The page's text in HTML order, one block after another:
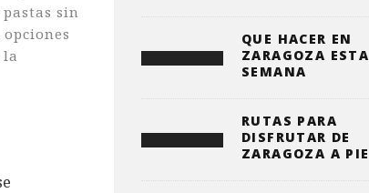
sin
opciones
la
QUE HACER EN
ZARAGOZA ESTA
SEMANA
RUTAS PARA
DISFRUTAR DE
ZARAGOZA A PIE